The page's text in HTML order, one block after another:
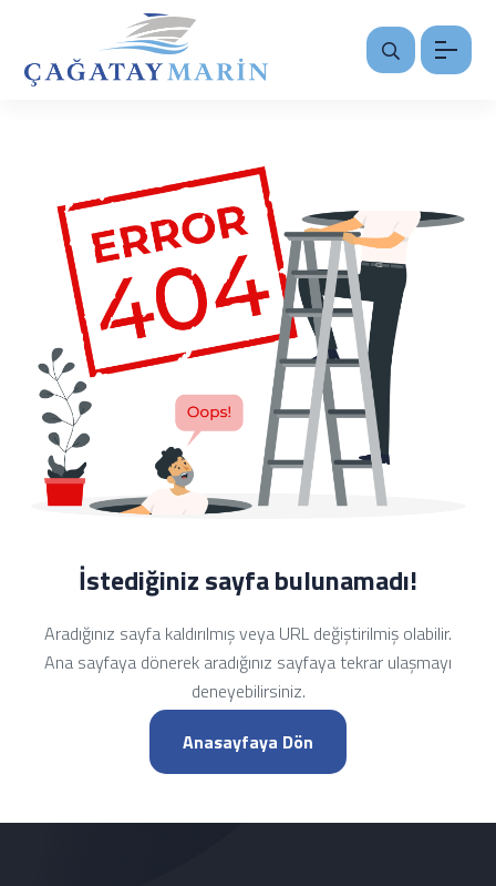
İstediğiniz sayfa bulunamadı!
Aradığınız sayfa kaldırılmış veya URL değiştirilmiş olabilir.
Ana sayfaya dönerek aradığınız sayfaya tekrar ulaşmayı
deneyebilirsiniz.
Anasayfaya Dön